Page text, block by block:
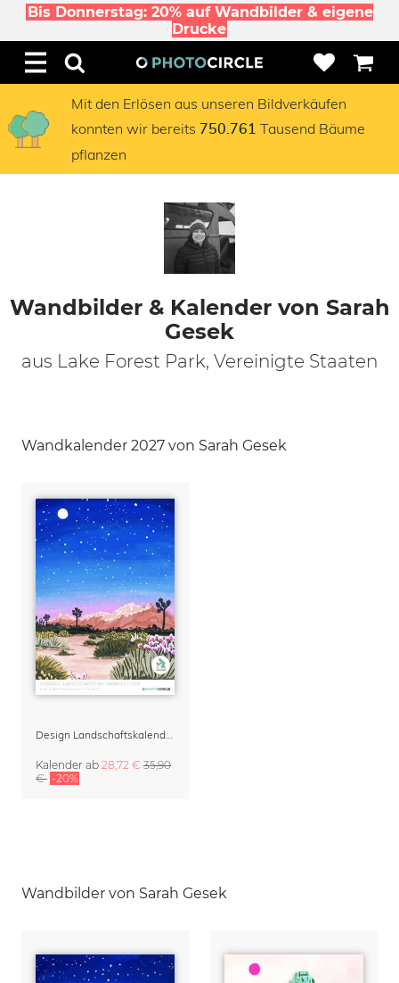
Bis Donnerstag: 20% auf Wandbilder & eigene
Drucke
Mit den Erlösen aus unseren Bildverkäufen
konnten wir bereits 750.761 Tausend Bäume
pflanzen
Wandbilder & Kalender von Sarah
Gesek
aus Lake Forest Park, Vereinigte Staaten
Wandkalender 2027 von Sarah Gesek
Design Landschaftskalender 2027 – Vibrant Landscapes by Sarah Gesek
Kalender ab 28,72 € 35,90
€ -20%
Wandbilder von Sarah Gesek